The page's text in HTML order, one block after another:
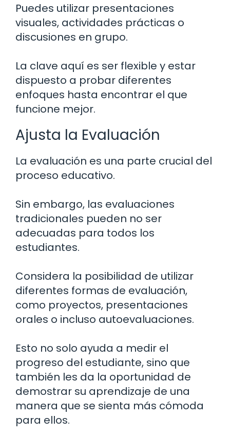
Puedes utilizar presentaciones
visuales, actividades prácticas o
discusiones en grupo.
La clave aquí es ser flexible y estar
dispuesto a probar diferentes
enfoques hasta encontrar el que
funcione mejor.
Ajusta la Evaluación
La evaluación es una parte crucial del
proceso educativo.
Sin embargo, las evaluaciones
tradicionales pueden no ser
adecuadas para todos los
estudiantes.
Considera la posibilidad de utilizar
diferentes formas de evaluación,
como proyectos, presentaciones
orales o incluso autoevaluaciones.
Esto no solo ayuda a medir el
progreso del estudiante, sino que
también les da la oportunidad de
demostrar su aprendizaje de una
manera que se sienta más cómoda
para ellos.